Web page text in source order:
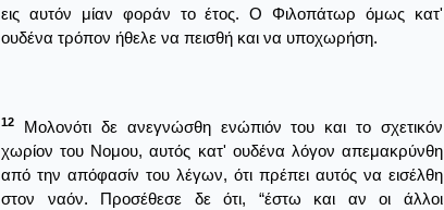
εις αυτόν μίαν φοράν το έτος. Ο Φιλοπάτωρ όμως κατ'
ουδένα τρόπον ήθελε να πεισθή και να υποχωρήση.
12
Μολονότι δε ανεγνώσθη ενώπιόν του και το σχετικόν
χωρίον του Νομου, αυτός κατ' ουδένα λόγον απεμακρύνθη
από την απόφασίν του λέγων, ότι πρέπει αυτός να εισέλθη
στον ναόν. Προσέθεσε δε ότι, “έστω και αν οι άλλοι